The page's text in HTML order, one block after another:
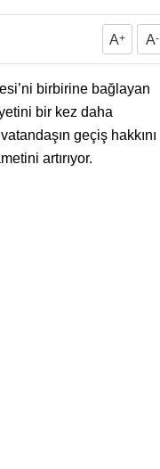
A+ A-
birbirine bağlayan
bir kez daha
geçiş hakkını
artırıyor.